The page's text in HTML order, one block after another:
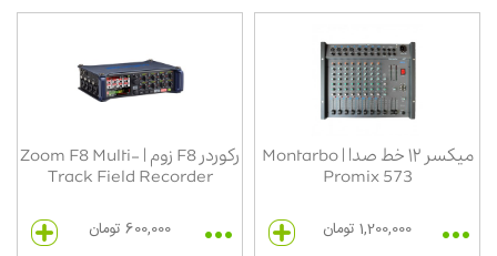
میکسر ۱۲ خط صدا | Montarbo
Promix 573
1,200,000 تومان
رکوردر F8 زوم | Zoom F8 Multi-
Track Field Recorder
600,000 تومان